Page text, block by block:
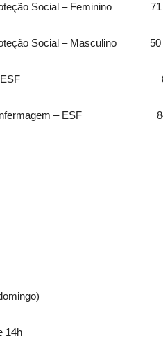
Proteção Social –
Proteção Social –
–
de Enfermagem
14h